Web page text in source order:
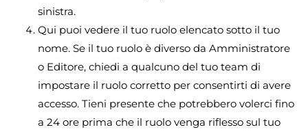
sinistra.
Qui puoi vedere il tuo ruolo elencato sotto il tuo
nome. Se il tuo ruolo è diverso da Amministratore
o Editore, chiedi a qualcuno del tuo team di
impostare il ruolo corretto per consentirti di avere
accesso. Tieni presente che potrebbero volerci fino
a 24 ore prima che il ruolo venga riflesso sul tuo